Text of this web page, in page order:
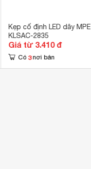
Kẹp cố định LED dây MPE
KLSAC-2835
Giá từ 3.410 đ
Có 3 nơi bán